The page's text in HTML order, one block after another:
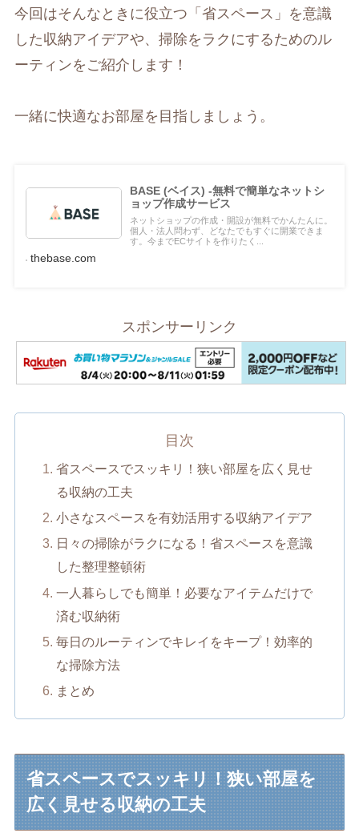
今回はそんなときに役立つ「省スペース」を意識
した収納アイデアや、掃除をラクにするためのル
ーティンをご紹介します！
一緒に快適なお部屋を目指しましょう。
BASE (ベイス) -無料で簡単なネットシ
ョップ作成サービス
ネットショップの作成・開設が無料でかんたんに。
個人・法人問わず、どなたでもすぐに開業できま
す。今までECサイトを作りたく...
thebase.com
スポンサーリンク
目次
省スペースでスッキリ！狭い部屋を広く見せ
る収納の工夫
小さなスペースを有効活用する収納アイデア
日々の掃除がラクになる！省スペースを意識
した整理整頓術
一人暮らしでも簡単！必要なアイテムだけで
済む収納術
毎日のルーティンでキレイをキープ！効率的
な掃除方法
まとめ
省スペースでスッキリ！狭い部屋を
広く見せる収納の工夫